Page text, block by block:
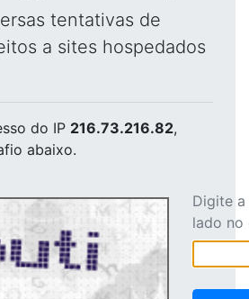
tentativas de
a sites hospedados
do IP 216.73.216.82,
abaixo.
Digite
lado no